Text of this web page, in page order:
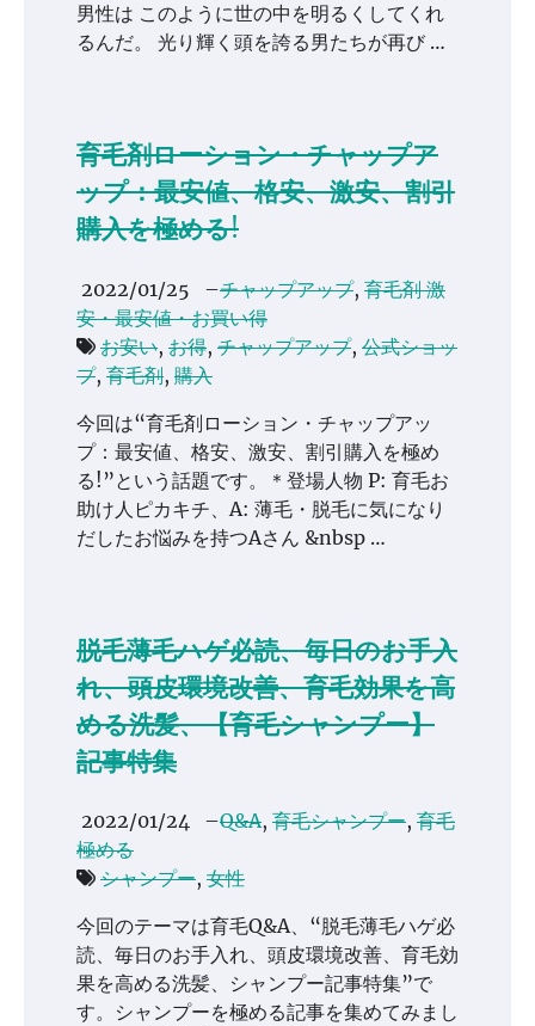
男性は このように世の中を明るくしてくれ
るんだ。 光り輝く頭を誇る男たちが再び …
育毛剤ローション・チャップア
ップ：最安値、格安、激安、割引
購入を極める!
2022/01/25 –チャップアップ, 育毛剤 激
安・最安値・お買い得
お安い, お得, チャップアップ, 公式ショッ
プ, 育毛剤, 購入
今回は“育毛剤ローション・チャップアッ
プ：最安値、格安、激安、割引購入を極め
る!”という話題です。＊登場人物 P: 育毛お
助け人ピカキチ、A: 薄毛・脱毛に気になり
だしたお悩みを持つAさん &nbsp …
脱毛薄毛ハゲ必読、毎日のお手入
れ、頭皮環境改善、育毛効果を高
める洗髪、【育毛シャンプー】
記事特集
2022/01/24 –Q&A, 育毛シャンプー, 育毛
極める
シャンプー, 女性
今回のテーマは育毛Q&A、“脱毛薄毛ハゲ必
読、毎日のお手入れ、頭皮環境改善、育毛効
果を高める洗髪、シャンプー記事特集”で
す。シャンプーを極める記事を集めてみまし